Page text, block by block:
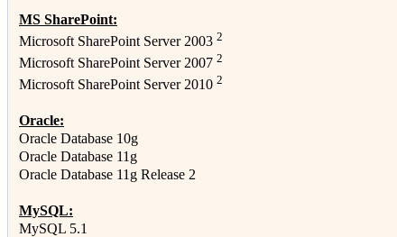
MS SharePoint:
Microsoft SharePoint Server 2003 2
Microsoft SharePoint Server 2007 2
Microsoft SharePoint Server 2010 2
Oracle:
Oracle Database 10g
Oracle Database 11g
Oracle Database 11g Release 2
MySQL:
MySQL 5.1